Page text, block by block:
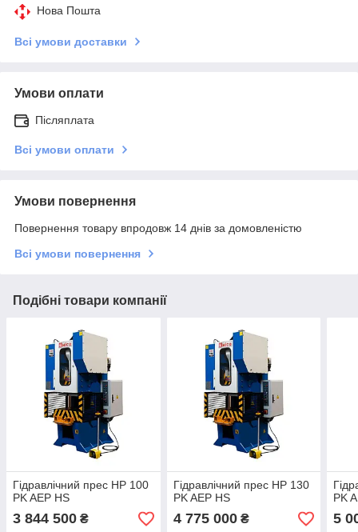
Нова Пошта
Всі умови доставки
Умови оплати
Післяплата
Всі умови оплати
Умови повернення
Повернення товару впродовж 14 днів за домовленістю
Всі умови повернення
Подібні товари компанії
Гідравлічний прес HP 100
PK AEP HS
3 844 500 ₴
Гідравлічний прес HP 130
PK AEP HS
4 775 000₴
PK
5